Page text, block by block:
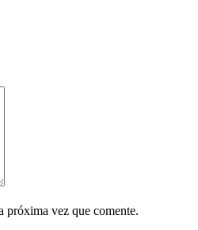
próxima vez que comente.